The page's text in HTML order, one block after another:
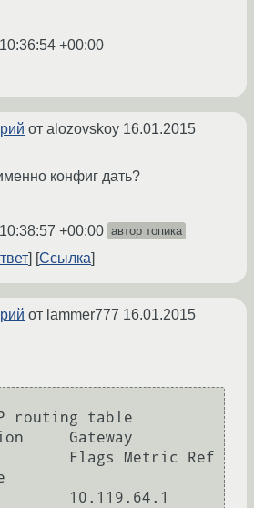
+00:00
от alozovskoy 16.01.2015
конфиг дать?
+00:00 автор топика
Ссылка
от lammer777 16.01.2015
routing table
Gateway
Flags Metric Ref
10.119.64.1